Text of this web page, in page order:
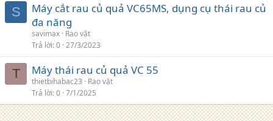
S
Máy cắt rau củ quả VC65MS, dụng cụ thái rau củ
đa năng
savimax Rao vặt
Trả lời 0 27/3/2023
T Máy thái rau củ quả VC 55
thietbihabac23
Rao vặt
Trả lời 0 7/1/2025